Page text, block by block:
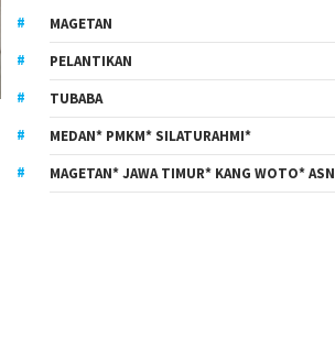
MAGETAN
PELANTIKAN
TUBABA
MEDAN* PMKM* SILATURAHMI*
MAGETAN* JAWA TIMUR* KANG WOTO* ASN